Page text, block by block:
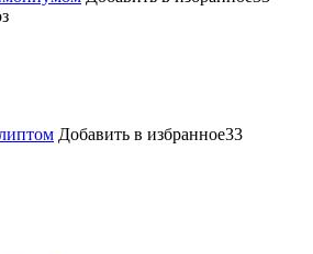
Добавить в избранное33